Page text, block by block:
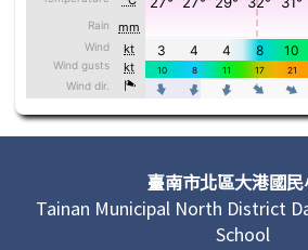
頁尾區域內容臺南市北區大港國
Tainan Municipal North District
School